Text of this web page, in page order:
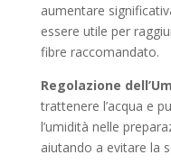
aumentare
essere utile per
fibre raccomandato.
Regolazione
trattenere l’acqua e
l’umidità nelle
aiutando a evitare la